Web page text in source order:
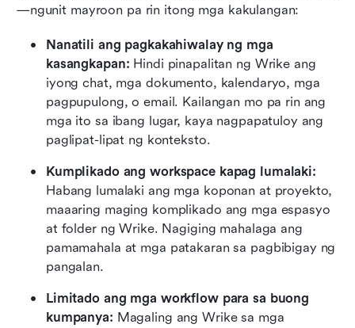
—ngunit mayroon pa rin itong mga kakulangan:
Nanatili ang pagkakahiwalay ng mga
kasangkapan: Hindi pinapalitan ng Wrike ang
iyong chat, mga dokumento, kalendaryo, mga
pagpupulong, o email. Kailangan mo pa rin ang
mga ito sa ibang lugar, kaya nagpapatuloy ang
paglipat-lipat ng konteksto.
Habang lumalaki ang mga koponan at proyekto,
maaaring maging komplikado ang mga espasyo
at folder ng Wrike. Nagiging mahalaga ang
pamamahala at mga patakaran sa pagbibigay ng
pangalan.
Limitado ang mga workflow para sa buong
kumpanya: Magaling ang Wrike sa mga